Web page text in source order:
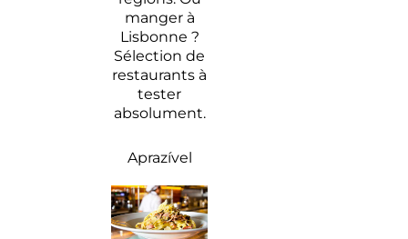
manger à
Lisbonne ?
Sélection de
restaurants à
tester
absolument.
Aprazível